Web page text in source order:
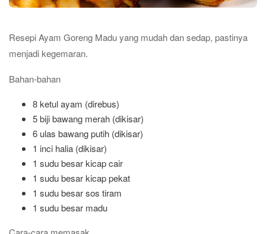
Resepi Ayam Goreng Madu yang mudah dan sedap, pastinya
menjadi kegemaran.
Bahan-bahan
8 ketul ayam (direbus)
5 biji bawang merah (dikisar)
6 ulas bawang putih (dikisar)
1 inci halia (dikisar)
1 sudu besar kicap cair
1 sudu besar kicap pekat
1 sudu besar sos tiram
1 sudu besar madu